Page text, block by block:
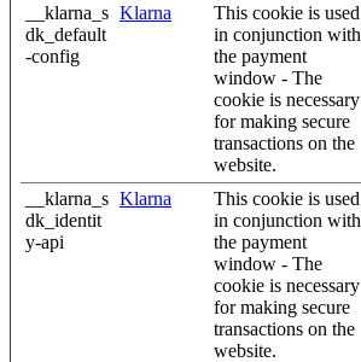
__klarna_s
dk_default
-config
Klarna
This cookie is used
in conjunction with
the payment
window - The
cookie is necessary
for making secure
transactions on the
website.
__klarna_s
dk_identit
y-api
Klarna
This cookie is used
in conjunction with
the payment
window - The
cookie is necessary
for making secure
transactions on the
website.